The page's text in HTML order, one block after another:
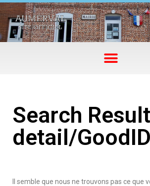
Search
detail/
Il semble que nous ne trouvons pas ce que